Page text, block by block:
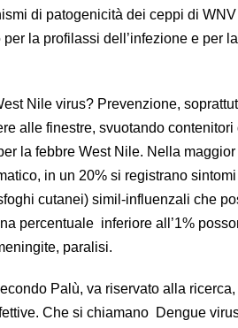
di patogenicità dei ceppi di
la profilassi dell’infezione e per
Nile virus? Prevenzione,
alle finestre, svuotando
la febbre West Nile. Nella maggior
in un 20% si registrano
cutanei) simil-influenzali che
percentuale inferiore all’1%
paralisi.
Palù, va riservato alla
Che si chiamano Dengue